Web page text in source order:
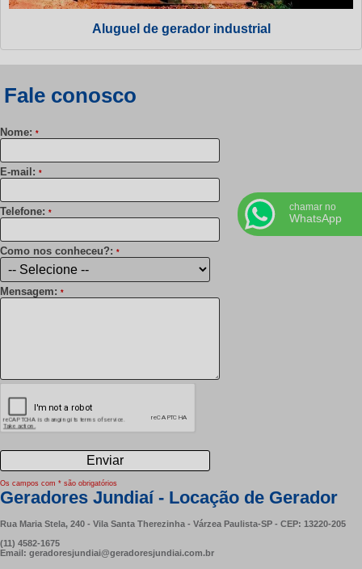
Aluguel de gerador industrial
Fale conosco
Nome: *
E-mail: *
Telefone: *
Como nos conheceu?: *
Mensagem: *
Os campos com * são obrigatórios
Geradores Jundiaí - Locação de Gerador
Rua Maria Stela, 240 - Vila Santa Therezinha - Várzea Paulista-SP - CEP: 13220-205
(11) 4582-1675
Email: geradoresjundiai@geradoresjundiai.com.br
chamar no
WhatsApp